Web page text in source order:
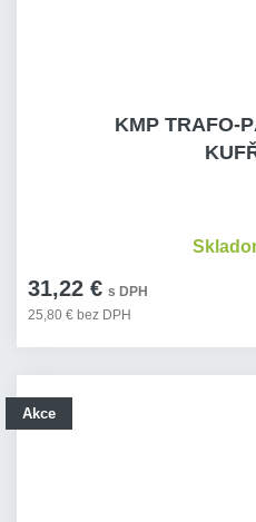
KMP TRAFO-
31,22 € s DPH
25,80 € bez DPH
Akce